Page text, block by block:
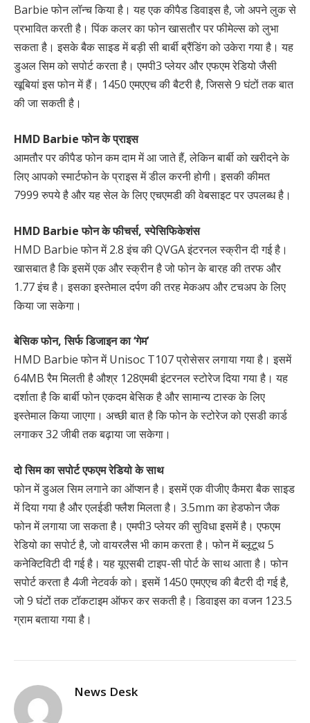
Barbie फोन लॉन्‍च किया है। यह एक कीपैड डिवाइस है, जो अपने लुक से
प्रभावित करती है। पिंक कलर का फोन खासतौर पर फीमेल्‍स को लुभा
सकता है। इसके बैक साइड में बड़ी सी बार्बी ब्रैंडिंग को उकेरा गया है। यह
डुअल सिम को सपोर्ट करता है। एमपी3 प्‍लेयर और एफएम रेडियो जैसी
खूबियां इस फोन में हैं। 1450 एमएएच की बैटरी है, जिससे 9 घंटों तक बात
की जा सकती है।
HMD Barbie फोन के प्राइस
आमतौर पर कीपैड फोन कम दाम में आ जाते हैं, लेकिन बार्बी को खरीदने के
लिए आपको स्‍मार्टफोन के प्राइस में डील करनी होगी। इसकी कीमत
7999 रुपये है और यह सेल के लिए एचएमडी की वेबसाइट पर उपलब्‍ध है।
HMD Barbie फोन के फीचर्स, स्‍पेसिफ‍िकेशंस
HMD Barbie फोन में 2.8 इंच की QVGA इंटरनल स्‍क्रीन दी गई है।
खासबात है कि इसमें एक और स्‍क्रीन है जो फोन के बारह की तरफ और
1.77 इंच है। इसका इस्‍तेमाल दर्पण की तरह मेकअप और टचअप के लिए
किया जा सकेगा।
बेसिक फोन, सिर्फ डिजाइन का ‘गेम’
HMD Barbie फोन में Unisoc T107 प्रोसेसर लगाया गया है। इसमें
64MB रैम मिलती है औश्र 128एमबी इंटरनल स्‍टोरेज दिया गया है। यह
दर्शाता है कि बार्बी फोन एकदम बेसिक है और सामान्‍य टास्‍क के लिए
इस्‍तेमाल किया जाएगा। अच्‍छी बात है कि फोन के स्‍टोरेज को एसडी कार्ड
लगाकर 32 जीबी तक बढ़ाया जा सकेगा।
दो सिम का सपोर्ट एफएम रेडियो के साथ
फोन में डुअल सिम लगाने का ऑप्‍शन है। इसमें एक वीजीए कैमरा बैक साइड
में दिया गया है और एलईडी फ्लैश मिलता है। 3.5mm का हेडफोन जैक
फोन में लगाया जा सकता है। एमपी3 प्‍लेयर की सुविधा इसमें है। एफएम
रेडियो का सपोर्ट है, जो वायरलैस भी काम करता है। फोन में ब्‍लूटूथ 5
कनेक्टिविटी दी गई है। यह यूएसबी टाइप-सी पोर्ट के साथ आता है। फोन
सपोर्ट करता है 4जी ने‍टवर्क को। इसमें 1450 एमएएच की बैटरी दी गई है,
जो 9 घंटों तक टॉकटाइम ऑफर कर सकती है। डिवाइस का वजन 123.5
ग्राम बताया गया है।
News Desk